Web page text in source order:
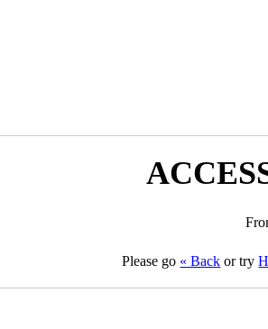
Please go « Back or try